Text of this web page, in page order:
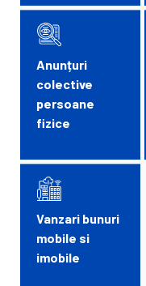
Anunțuri
colective
persoane
fizice
Vanzari bunuri
mobile si
imobile